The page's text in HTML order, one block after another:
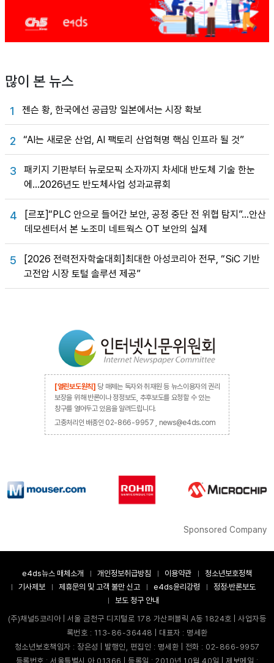
많이 본 뉴스
1 젠슨 황, 한국에선 공급망 일본에서는 시장 확보
2 “AI는 새로운 산업, AI 팩토리 산업혁명 핵심 인프라 될 것”
3
패키지 기판부터 뉴로모픽 소자까지 차세대 반도체 기술 한눈
에…2026년도 반도체사업 성과교류회
4
[르포]“PLC 안으로 들어간 보안, 공정 중단 전 위협 탐지”…안산
데모센터서 본 노조미 네트웍스 OT 보안의 실제
5
[2026 전력전자학술대회]최대한 아성코리아 전무, “SiC 기반
고전압 시장 토털 솔루션 제공”
[열린보도원칙] 당 매체는 독자와 취재원 등 뉴스이용자의 권리
보장을 위해 반론이나 정정보도, 추후보도를 요청할 수 있는
창구를 열어두고 있음을 알려드립니다.
고충처리인 배종인 02-866-9957 , news@e4ds.com
Sponsored Company
e4ds뉴스 매체소개 개인정보취급방침 이용약관
청소년보호정책
기사제보
제휴문의 및 고객 불만 신고 e4ds윤리강령
정정·반론보도
보도 청구 안내
(주)채널5코리아 | 서울 금천구 디지털로 178 가산퍼블릭 A동 1824호 | 사업자등
록번호 : 113-86-36448 | 대표자 : 명세환
청소년보호책임자 : 장은성 | 발행인, 편집인 : 명세환 | 전화 : 02-866-9957
등록번호 : 서울특별시 아 01366 | 등록일 : 2010년 10월 40일 | 제보메일 :